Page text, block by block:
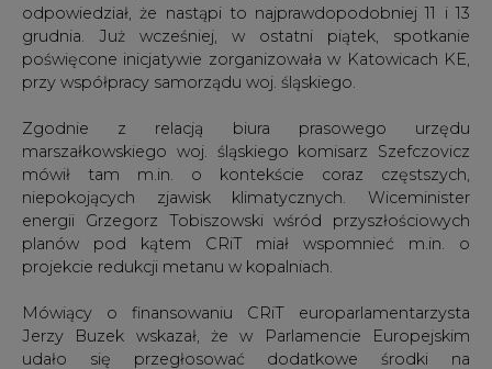
odpowiedział, że nastąpi to najprawdopodobniej 11 i 13
grudnia. Już wcześniej, w ostatni piątek, spotkanie
poświęcone inicjatywie zorganizowała w Katowicach KE,
przy współpracy samorządu woj. śląskiego.
Zgodnie z relacją biura prasowego urzędu
marszałkowskiego woj. śląskiego komisarz Szefczovicz
mówił tam m.in. o kontekście coraz częstszych,
niepokojących zjawisk klimatycznych. Wiceminister
energii Grzegorz Tobiszowski wśród przyszłościowych
planów pod kątem CRiT miał wspomnieć m.in. o
projekcie redukcji metanu w kopalniach.
Mówiący o finansowaniu CRiT europarlamentarzysta
Jerzy Buzek wskazał, że w Parlamencie Europejskim
udało się przegłosować dodatkowe środki na